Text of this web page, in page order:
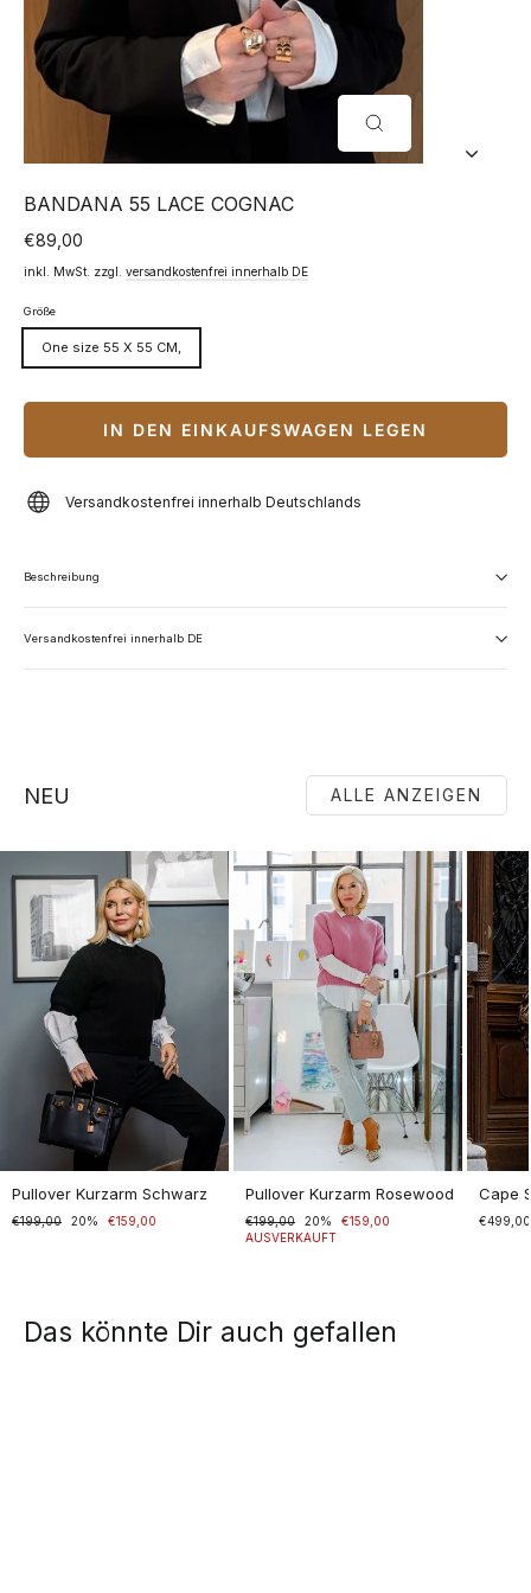
SCHLIESSEN (
ESC)
BANDANA 55 LACE COGNAC
Normaler
Preis
€89,00
inkl. MwSt. zzgl. versandkostenfrei innerhalb DE
Größe
One size 55 X 55 CM,
IN DEN EINKAUFSWAGEN LEGEN
Versandkostenfrei innerhalb Deutschlands
Beschreibung
Versandkostenfrei innerhalb DE
NEU ALLE ANZEIGEN
Pullover Kurzarm Schwarz
Normaler
€199,00
Sonderpreis20% €159,00
Pullover Kurzarm Rosewood
Normaler
Preis
€199,00
Sonderpreis20%
€159,00
AUSVERKAUFT
Cape
€499,00
Das könnte Dir auch gefallen